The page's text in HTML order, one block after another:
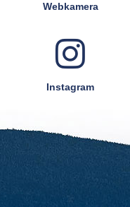
Webkamera
Instagram